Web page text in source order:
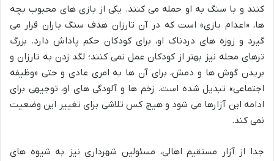
کنند و با سنگ به او حمله می کنند. یکی از بازی های محبوب بچه
ها، «اعدام بازی» است که در آن تارزان هدف سنگ باران قرار می
گیرد و زوزه های دردناک او، برای کودکان حکم پاداش دارد. بزرگ
ترهای محله نیز بهتر از کودکان عمل نمی کنند؛ لگد زدن به تارزان و
بریدن گوش ها و دمش، برای آن ها به امری عادی و حتی «وظیفه
اجتماعی» تبدیل شده است. زخم ها و آلودگی های او، توجیهی برای
ادامه این آزارها می شود و هیچ کس تلاشی برای تغییر این وضعیت
نمی کند.
جدا از آزار مستقیم اهالی، مسئولین شهرداری نیز به شیوه های